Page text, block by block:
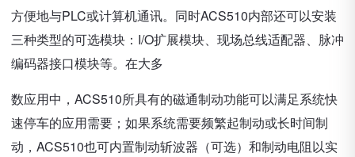
方便地与PLC或计算机通讯。同时ACS510内部还可以安装
三种类型的可选模块：I/O扩展模块、现场总线适配器、脉冲
编码器接口模块等。在大多
数应用中，ACS510所具有的磁通制动功能可以满足系统快
速停车的应用需要；如果系统需要频繁起制动或长时间制
动，ACS510也可内置制动斩波器（可选）和制动电阻以实